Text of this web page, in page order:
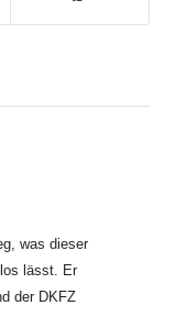
was dieser
lässt. Er
der DKFZ